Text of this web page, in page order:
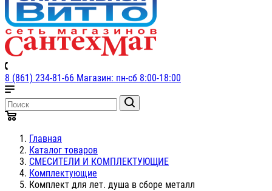
8 (861) 234-81-66 Магазин: пн-сб 8:00-18:00
Главная
Каталог товаров
СМЕСИТЕЛИ И КОМПЛЕКТУЮЩИЕ
Комплектующие
Комплект для лет. душа в сборе металл